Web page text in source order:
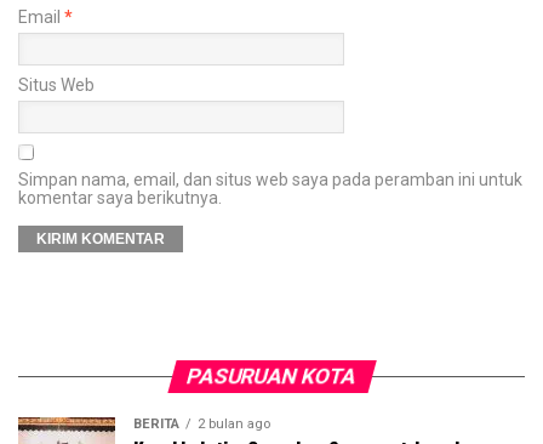
Email *
Situs Web
Simpan nama, email, dan situs web saya pada peramban ini untuk
komentar saya berikutnya.
PASURUAN KOTA
BERITA 2 bulan ago